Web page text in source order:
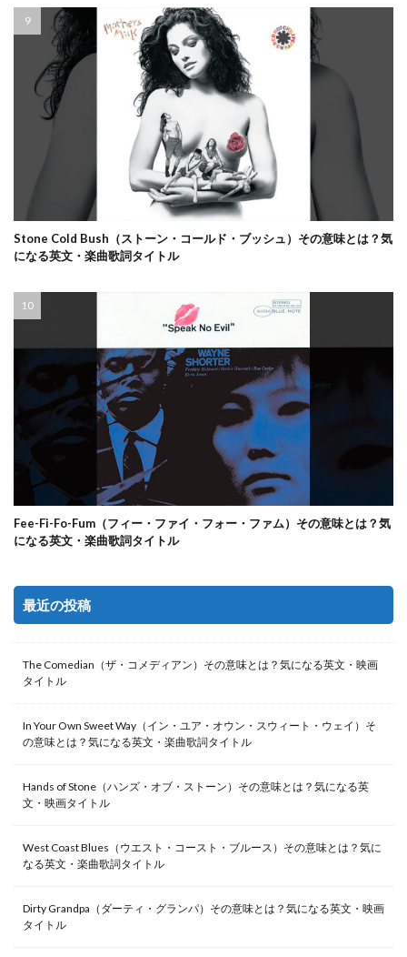
Stone Cold Bush（ストーン・コールド・ブッシュ）その意味とは？気
になる英文・楽曲歌詞タイトル
Fee-Fi-Fo-Fum（フィー・ファイ・フォー・ファム）その意味とは？気
になる英文・楽曲歌詞タイトル
最近の投稿
The Comedian（ザ・コメディアン）その意味とは？気になる英文・映画
タイトル
In Your Own Sweet Way（イン・ユア・オウン・スウィート・ウェイ）そ
の意味とは？気になる英文・楽曲歌詞タイトル
Hands of Stone（ハンズ・オブ・ストーン）その意味とは？気になる英
文・映画タイトル
West Coast Blues（ウエスト・コースト・ブルース）その意味とは？気に
なる英文・楽曲歌詞タイトル
Dirty Grandpa（ダーティ・グランパ）その意味とは？気になる英文・映画
タイトル